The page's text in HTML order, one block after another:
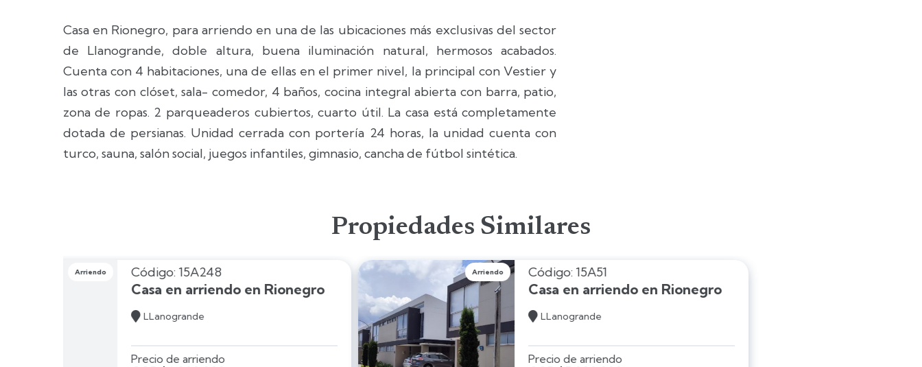
Casa en Rionegro, para arriendo en una de las ubicaciones más exclusivas del sector
de Llanogrande, doble altura, buena iluminación natural, hermosos acabados.
Cuenta con 4 habitaciones, una de ellas en el primer nivel, la principal con Vestier y
las otras con clóset, sala- comedor, 4 baños, cocina integral abierta con barra, patio,
zona de ropas. 2 parqueaderos cubiertos, cuarto útil. La casa está completamente
dotada de persianas. Unidad cerrada con portería 24 horas, la unidad cuenta con
turco, sauna, salón social, juegos infantiles, gimnasio, cancha de fútbol sintética.
Propiedades Similares
Arriendo
Casa en arriendo en Rionegro